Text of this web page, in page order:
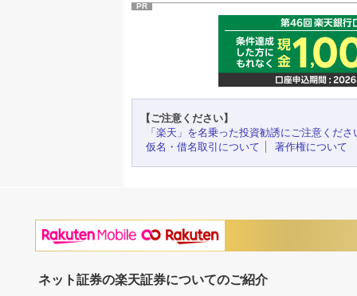
PR
【ご注意ください】
「楽天」を名乗った投資勧誘にご注意くださ
仮名・借名取引について
著作権について
ネット証券の楽天証券についてのご紹介